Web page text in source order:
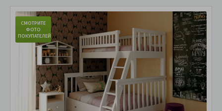
СМОТРИТЕ
ФОТО
ПОКУПАТЕЛЕЙ